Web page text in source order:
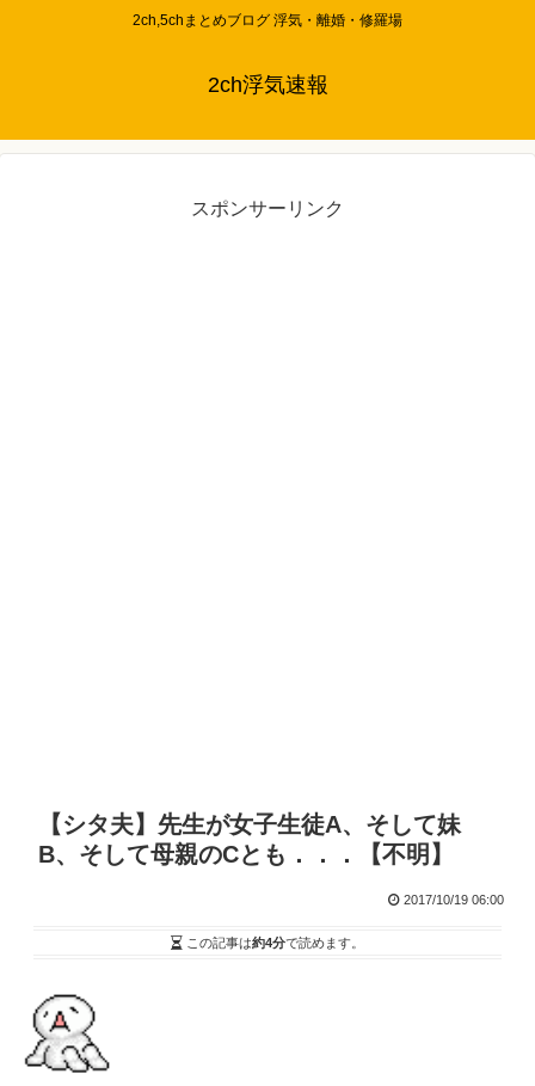
2ch,5chまとめブログ 浮気・離婚・修羅場
2ch浮気速報
スポンサーリンク
【シタ夫】先生が女子生徒A、そして妹
B、そして母親のCとも．．．【不明】
2017/10/19 06:00
この記事は約4分で読めます。